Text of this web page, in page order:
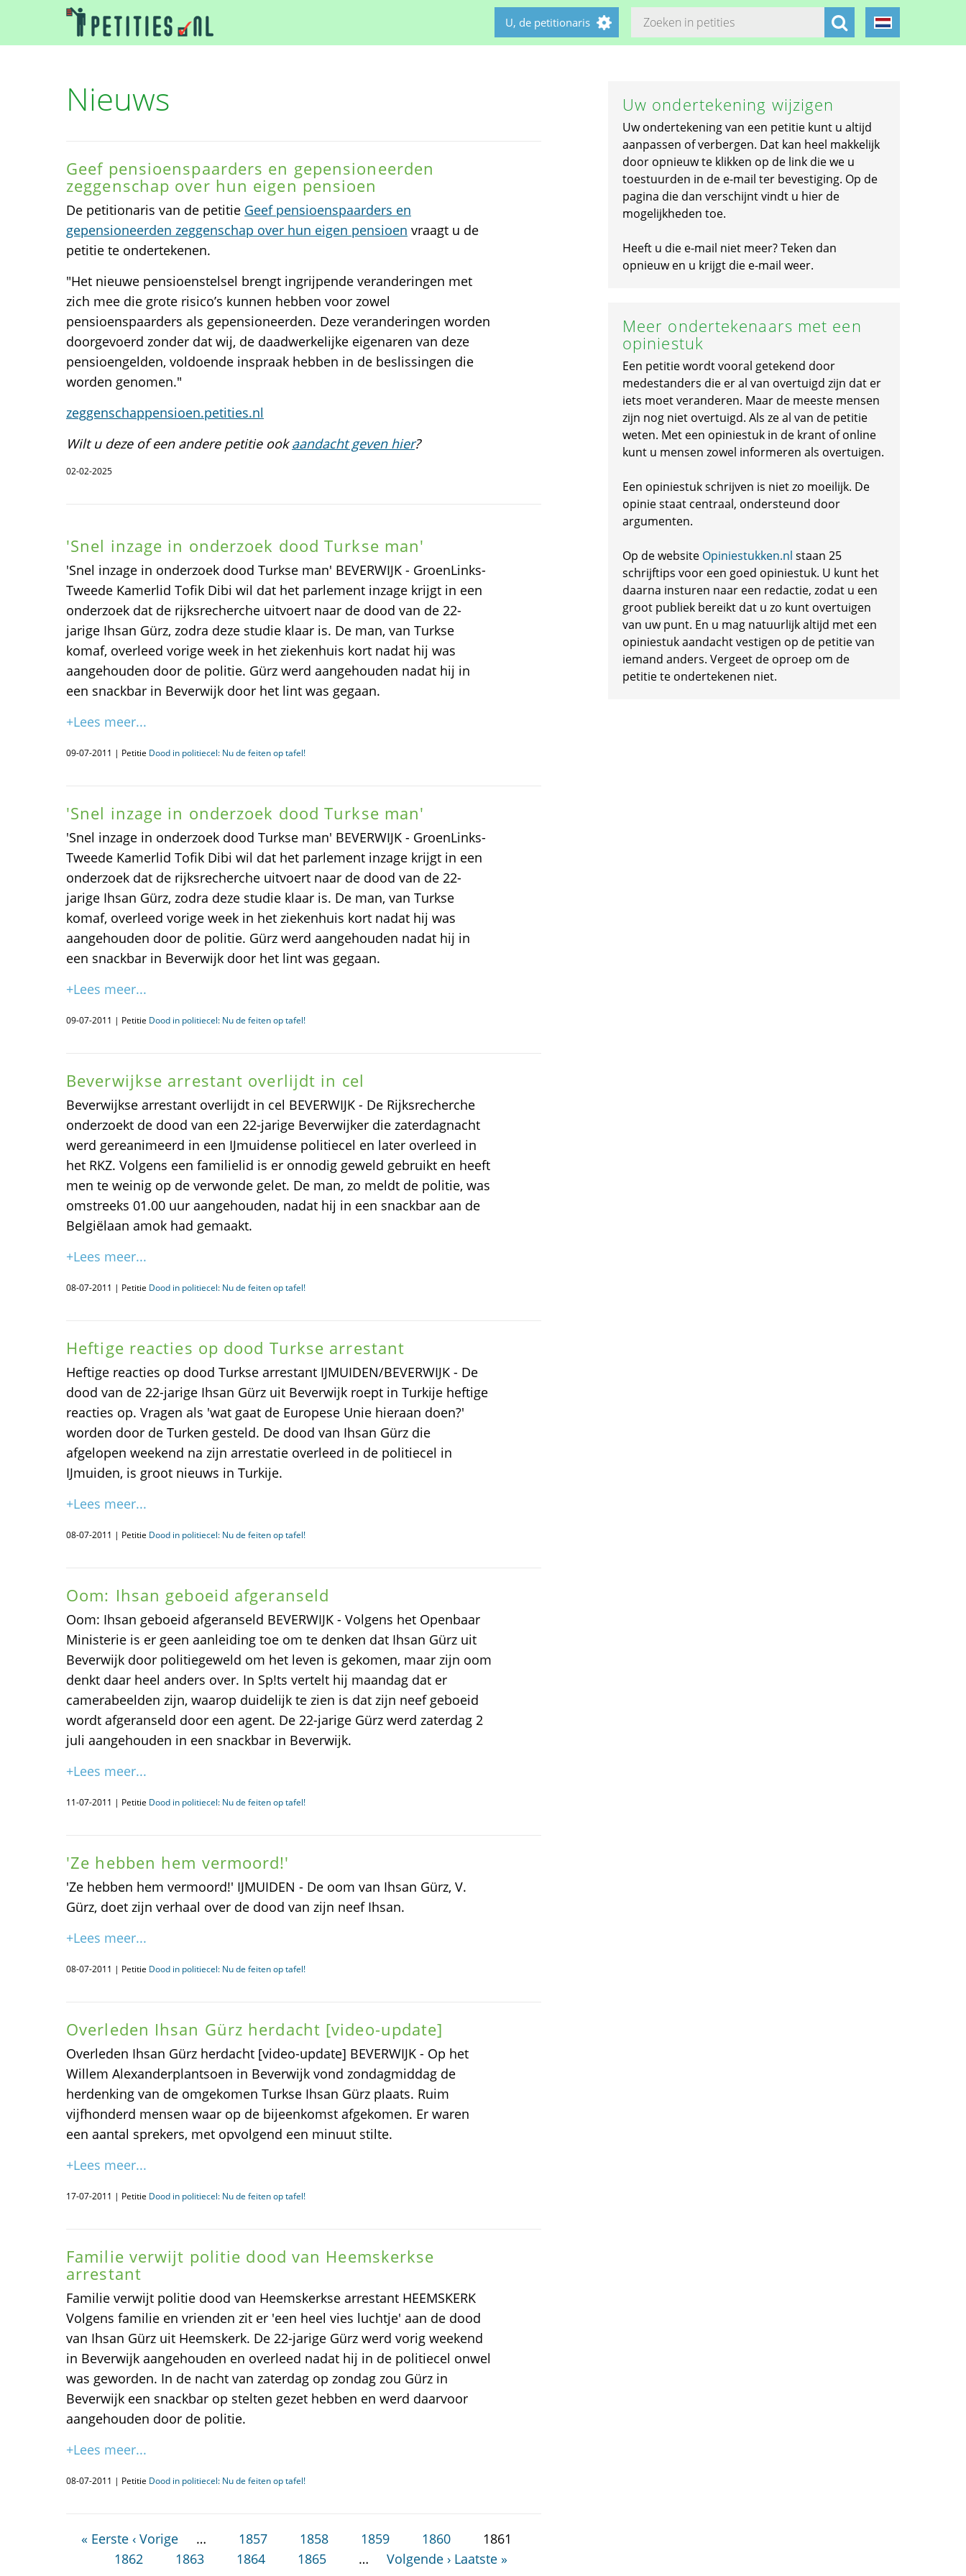
U, de petitionaris
Nieuws
Geef pensioenspaarders en gepensioneerden
zeggenschap over hun eigen pensioen
De petitionaris van de petitie Geef pensioenspaarders en
gepensioneerden zeggenschap over hun eigen pensioen vraagt u de
petitie te ondertekenen.
"Het nieuwe pensioenstelsel brengt ingrijpende veranderingen met
zich mee die grote risico’s kunnen hebben voor zowel
pensioenspaarders als gepensioneerden. Deze veranderingen worden
doorgevoerd zonder dat wij, de daadwerkelijke eigenaren van deze
pensioengelden, voldoende inspraak hebben in de beslissingen die
worden genomen."
zeggenschappensioen.petities.nl
Wilt u deze of een andere petitie ookaandacht geven hier?
02-02-2025
'Snel inzage in onderzoek dood Turkse man'
'Snel inzage in onderzoek dood Turkse man' BEVERWIJK - GroenLinks-
Tweede Kamerlid Tofik Dibi wil dat het parlement inzage krijgt in een
onderzoek dat de rijksrecherche uitvoert naar de dood van de 22-
jarige Ihsan Gürz, zodra deze studie klaar is. De man, van Turkse
komaf, overleed vorige week in het ziekenhuis kort nadat hij was
aangehouden door de politie. Gürz werd aangehouden nadat hij in
een snackbar in Beverwijk door het lint was gegaan.
+Lees meer...
09-07-2011 | Petitie Dood in politiecel: Nu de feiten op tafel!
'Snel inzage in onderzoek dood Turkse man'
'Snel inzage in onderzoek dood Turkse man' BEVERWIJK - GroenLinks-
Tweede Kamerlid Tofik Dibi wil dat het parlement inzage krijgt in een
onderzoek dat de rijksrecherche uitvoert naar de dood van de 22-
jarige Ihsan Gürz, zodra deze studie klaar is. De man, van Turkse
komaf, overleed vorige week in het ziekenhuis kort nadat hij was
aangehouden door de politie. Gürz werd aangehouden nadat hij in
een snackbar in Beverwijk door het lint was gegaan.
+Lees meer...
09-07-2011 | Petitie Dood in politiecel: Nu de feiten op tafel!
Beverwijkse arrestant overlijdt in cel
Beverwijkse arrestant overlijdt in cel BEVERWIJK - De Rijksrecherche
onderzoekt de dood van een 22-jarige Beverwijker die zaterdagnacht
werd gereanimeerd in een IJmuidense politiecel en later overleed in
het RKZ. Volgens een familielid is er onnodig geweld gebruikt en heeft
men te weinig op de verwonde gelet. De man, zo meldt de politie, was
omstreeks 01.00 uur aangehouden, nadat hij in een snackbar aan de
Belgiëlaan amok had gemaakt.
+Lees meer...
08-07-2011 | Petitie Dood in politiecel: Nu de feiten op tafel!
Heftige reacties op dood Turkse arrestant
Heftige reacties op dood Turkse arrestant IJMUIDEN/BEVERWIJK - De
dood van de 22-jarige Ihsan Gürz uit Beverwijk roept in Turkije heftige
reacties op. Vragen als 'wat gaat de Europese Unie hieraan doen?'
worden door de Turken gesteld. De dood van Ihsan Gürz die
afgelopen weekend na zijn arrestatie overleed in de politiecel in
IJmuiden, is groot nieuws in Turkije.
+Lees meer...
08-07-2011 | Petitie Dood in politiecel: Nu de feiten op tafel!
Oom: Ihsan geboeid afgeranseld
Oom: Ihsan geboeid afgeranseld BEVERWIJK - Volgens het Openbaar
Ministerie is er geen aanleiding toe om te denken dat Ihsan Gürz uit
Beverwijk door politiegeweld om het leven is gekomen, maar zijn oom
denkt daar heel anders over. In Sp!ts vertelt hij maandag dat er
camerabeelden zijn, waarop duidelijk te zien is dat zijn neef geboeid
wordt afgeranseld door een agent. De 22-jarige Gürz werd zaterdag 2
juli aangehouden in een snackbar in Beverwijk.
+Lees meer...
11-07-2011 | Petitie Dood in politiecel: Nu de feiten op tafel!
'Ze hebben hem vermoord!'
'Ze hebben hem vermoord!' IJMUIDEN - De oom van Ihsan Gürz, V.
Gürz, doet zijn verhaal over de dood van zijn neef Ihsan.
+Lees meer...
08-07-2011 | Petitie Dood in politiecel: Nu de feiten op tafel!
Overleden Ihsan Gürz herdacht [video-update]
Overleden Ihsan Gürz herdacht [video-update] BEVERWIJK - Op het
Willem Alexanderplantsoen in Beverwijk vond zondagmiddag de
herdenking van de omgekomen Turkse Ihsan Gürz plaats. Ruim
vijfhonderd mensen waar op de bijeenkomst afgekomen. Er waren
een aantal sprekers, met opvolgend een minuut stilte.
+Lees meer...
17-07-2011 | Petitie Dood in politiecel: Nu de feiten op tafel!
Familie verwijt politie dood van Heemskerkse
arrestant
Familie verwijt politie dood van Heemskerkse arrestant HEEMSKERK
Volgens familie en vrienden zit er 'een heel vies luchtje' aan de dood
van Ihsan Gürz uit Heemskerk. De 22-jarige Gürz werd vorig weekend
in Beverwijk aangehouden en overleed nadat hij in de politiecel onwel
was geworden. In de nacht van zaterdag op zondag zou Gürz in
Beverwijk een snackbar op stelten gezet hebben en werd daarvoor
aangehouden door de politie.
+Lees meer...
08-07-2011 | Petitie Dood in politiecel: Nu de feiten op tafel!
« Eerste ‹ Vorige … 1857 1858 1859 1860
1861
1862
1863 1864 1865 … Volgende › Laatste »
Uw ondertekening wijzigen
Uw ondertekening van een petitie kunt u altijd
aanpassen of verbergen. Dat kan heel makkelijk
door opnieuw te klikken op de link die we u
toestuurden in de e-mail ter bevestiging. Op de
pagina die dan verschijnt vindt u hier de
mogelijkheden toe.
Heeft u die e-mail niet meer? Teken dan
opnieuw en u krijgt die e-mail weer.
Meer ondertekenaars met een
opiniestuk
Een petitie wordt vooral getekend door
medestanders die er al van overtuigd zijn dat er
iets moet veranderen. Maar de meeste mensen
zijn nog niet overtuigd. Als ze al van de petitie
weten. Met een opiniestuk in de krant of online
kunt u mensen zowel informeren als overtuigen.
Een opiniestuk schrijven is niet zo moeilijk. De
opinie staat centraal, ondersteund door
argumenten.
Op de website Opiniestukken.nl staan 25
schrijftips voor een goed opiniestuk. U kunt het
daarna insturen naar een redactie, zodat u een
groot publiek bereikt dat u zo kunt overtuigen
van uw punt. En u mag natuurlijk altijd met een
opiniestuk aandacht vestigen op de petitie van
iemand anders. Vergeet de oproep om de
petitie te ondertekenen niet.